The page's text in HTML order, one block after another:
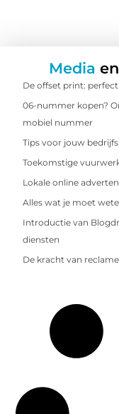
Media
De offset print:
06-nummer kopen?
mobiel nummer
Tips voor jouw
Toekomstige
Lokale online
Alles wat je moet
Introductie van
diensten
De kracht van